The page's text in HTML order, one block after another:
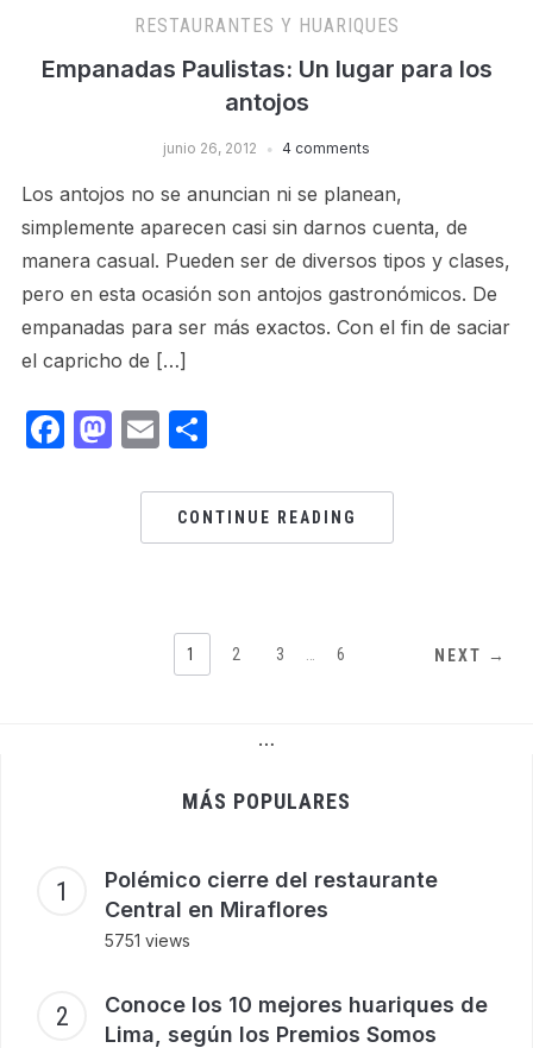
RESTAURANTES Y HUARIQUES
Empanadas Paulistas: Un lugar para los
antojos
junio 26, 2012 4 comments
Los antojos no se anuncian ni se planean,
simplemente aparecen casi sin darnos cuenta, de
manera casual. Pueden ser de diversos tipos y clases,
pero en esta ocasión son antojos gastronómicos. De
empanadas para ser más exactos. Con el fin de saciar
el capricho de […]
Facebook
Mastodon
EmailShare
CONTINUE READING
1 2 3 6 NEXT →
…
MÁS POPULARES
Polémico cierre del restaurante
Central en Miraflores
5751 views
Conoce los 10 mejores huariques de
Lima, según los Premios Somos